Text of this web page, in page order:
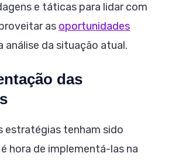
e táticas para lidar com
as oportunidades
análise da situação atual.
das
estratégias tenham sido
hora de implementá-las na